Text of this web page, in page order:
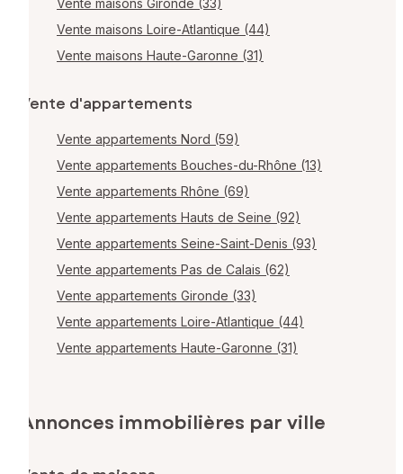
Vente maisons Loire-Atlantique (44)
Vente maisons Haute-Garonne (31)
Vente d'appartements
Vente appartements Nord (59)
Vente appartements Bouches-du-Rhône (13)
Vente appartements Rhône (69)
Vente appartements Hauts de Seine (92)
Vente appartements Seine-Saint-Denis (93)
Vente appartements Pas de Calais (62)
Vente appartements Gironde (33)
Vente appartements Loire-Atlantique (44)
Vente appartements Haute-Garonne (31)
Annonces immobilières par ville